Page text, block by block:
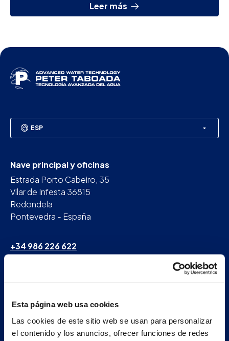
Esta página web usa cookies
Las cookies de este sitio web se usan para personalizar
el contenido y los anuncios, ofrecer funciones de redes
Leer más
ESP
Nave principal y oficinas
Estrada Porto Cabeiro, 35
Vilar de Infesta 36815
Redondela
Pontevedra - España
+34 986 226 622